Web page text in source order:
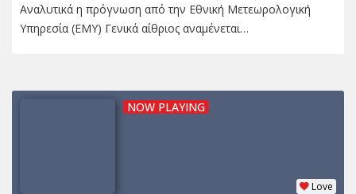
Αναλυτικά η πρόγνωση από την Εθνική Μετεωρολογική
Υπηρεσία (ΕΜΥ) Γενικά αίθριος αναμένεται…
NOW PLAYING
Love